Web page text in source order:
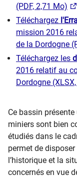
(PDF, 2,71 Mo)
Téléchargez
mission 2016
de la Dordogne
Téléchargez les
2016 relatif au
Dordogne
Ce bassin
miniers sont bien
étudiés dans le
permet de
l’historique et la
concernés en vue